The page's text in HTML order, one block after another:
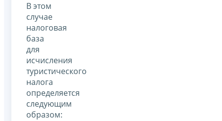
В этом
случае
налоговая
база
для
исчисления
туристического
налога
определяется
следующим
образом: